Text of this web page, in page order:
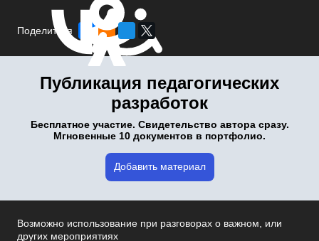
Поделиться
Публикация педагогических
разработок
Бесплатное участие. Свидетельство автора сразу.
Мгновенные 10 документов в портфолио.
Добавить материал
Возможно использование при разговорах о важном, или
других мероприятиях